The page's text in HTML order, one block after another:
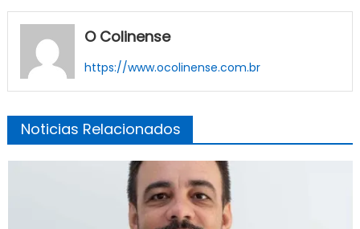
O Colinense
https://www.ocolinense.com.br
Noticias Relacionados